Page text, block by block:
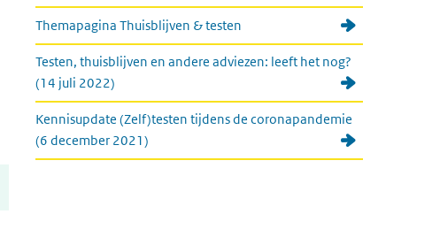
Themapagina Thuisblijven & testen
Testen, thuisblijven en andere adviezen: leeft het nog?
(14 juli 2022)
Kennisupdate (Zelf)testen tijdens de coronapandemie
(6 december 2021)